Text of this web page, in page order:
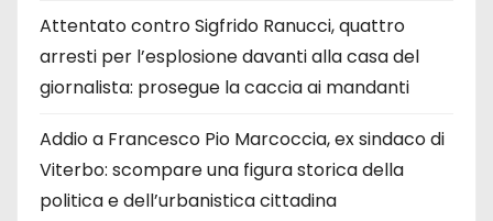
Attentato contro Sigfrido Ranucci, quattro
arresti per l’esplosione davanti alla casa del
giornalista: prosegue la caccia ai mandanti
Addio a Francesco Pio Marcoccia, ex sindaco di
Viterbo: scompare una figura storica della
politica e dell’urbanistica cittadina